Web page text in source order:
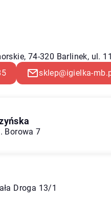
74-320 Barlinek, ul.
sklep@igielka-
Borowa 7
Droga 13/1